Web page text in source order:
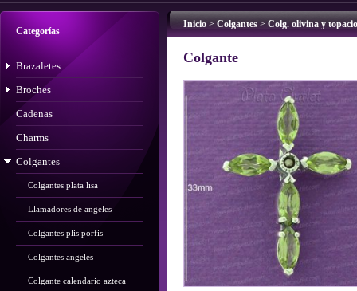
Categorías
Brazaletes
Broches
Cadenas
Charms
Colgantes
Colgantes plata lisa
Llamadores de angeles
Colgantes plis porfis
Colgantes angeles
Colgante calendario azteca
Inicio > Colgantes > Colg. olivina y
Colgante